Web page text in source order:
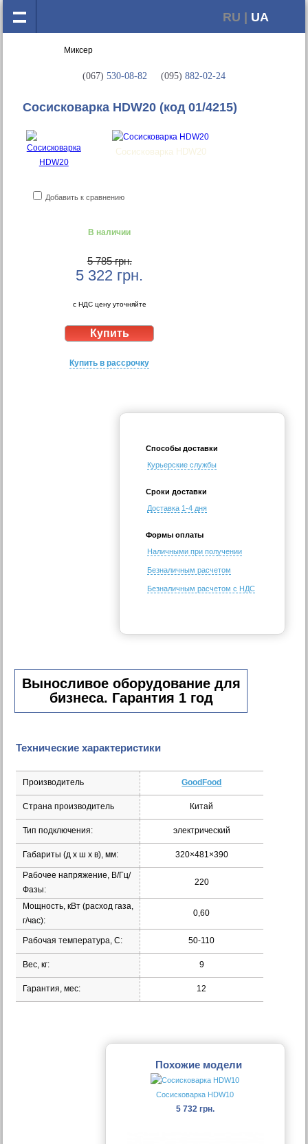
RU | UA
(067) 530-08-82 (095) 882-02-24
Сосисковарка HDW20 (код 01/4215)
Сосисковарка HDW20
Добавить к сравнению
В наличии
5 785 грн.
5 322 грн.
с НДС цену уточняйте
Купить в рассрочку
Способы доставки
Курьерские службы
Сроки доставки
Доставка 1-4 дня
Формы оплаты
Наличными при получении
Безналичным расчетом
Безналичным расчетом с НДС
Выносливое оборудование для
бизнеса. Гарантия 1 год
Технические характеристики
Производитель GoodFood
Страна производитель Китай
Тип подключения: электрический
Габариты (д х ш х в), мм: 320×481×390
Рабочее напряжение, В/Гц/
Фазы:
220
Мощность, кВт (расход газа,
г/час):
0,60
Рабочая температура, С: 50-110
Вес, кг: 9
Гарантия, мес: 12
Похожие модели
Сосисковарка HDW10
5 732 грн.